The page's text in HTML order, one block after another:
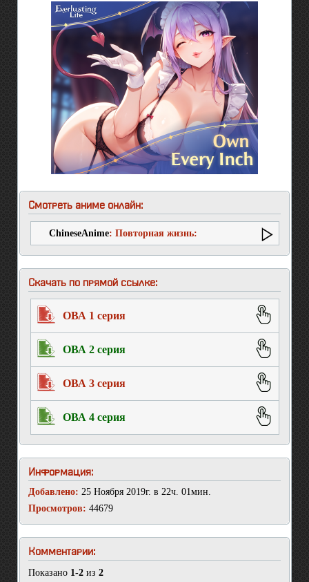
Смотреть аниме онлайн:
ChineseAnime: Повторная жизнь:
Заключительная глава
Скачать по прямой ссылке:
ОВА 1 серия
ОВА 2 серия
ОВА 3 серия
ОВА 4 серия
Информация:
Добавлено: 25 Ноября 2019г. в 22ч. 01мин.
Просмотров: 44679
Комментарии:
Показано 1-2 из 2